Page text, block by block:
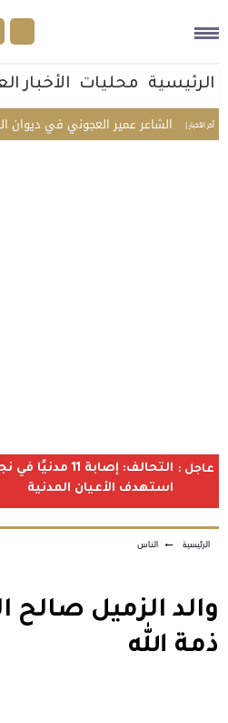
الرئيسية محليات الأخبار
أخر الأخبار |الشاعر عمير العجوني في ديوان
عاجل :
التحالف: إصابة
استهدف الأعيان المدنية
الرئيسية ← الناس
والد الزميل صالح
ذمة الله